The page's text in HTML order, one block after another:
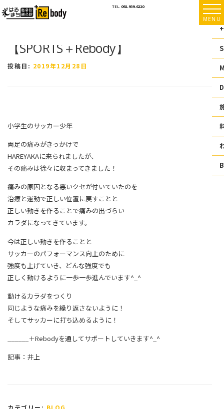
ン
TEL. 092-939-6220
MENU
【SPORTS＋Rebody】
投稿日: 2019年12月28日
小学生のサッカー少年
両足の痛みがきっかけで
HAREYAKAに来られましたが、
その痛みは徐々に収まってきました！
痛みの原因となる悪いクセが付いていたのを
治療と運動で正しい位置に戻すことと
正しい動きを作ることで痛みの出づらい
カラダになってきています。
今は正しい動きを作ることと
サッカーのパフォーマンス向上のために
強度も上げていき、どんな強度でも
正しく動けるように一歩一歩進んでいます^_^
動けるカラダをつくり
同じような痛みを繰り返さないように！
そしてサッカーに打ち込めるように！
______＋Rebodyを通してサポートしていきます^_^
記事：井上
カテゴリー: BLOG